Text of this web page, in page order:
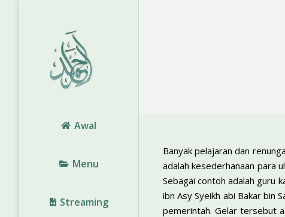
Awal
Menu
Streaming
Banyak pelajaran dan
adalah kesederhanaan para
Sebagai contoh adalah guru
ibn Asy Syeikh abi Bakar bin
pemerintah. Gelar tersebut